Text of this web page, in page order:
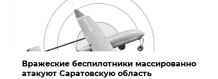
Вражеские беспилотники массированно
атакуют Саратовскую область